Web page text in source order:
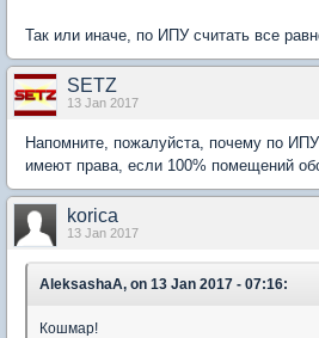
Так или иначе, по ИПУ считать все
SETZ
13 Jan 2017
Напомните, пожалуйста, почему по
имеют права, если 100% помещений
korica
13 Jan 2017
AleksashaA, on 13 Jan 2017 - 07:16:
Кошмар!